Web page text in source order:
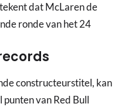
dat McLaren de
ronde van het 24
constructeurstitel, kan
van Red Bull